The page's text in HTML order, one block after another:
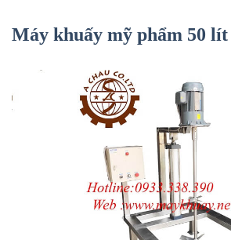
Máy khuấy mỹ phẩm 50 lít